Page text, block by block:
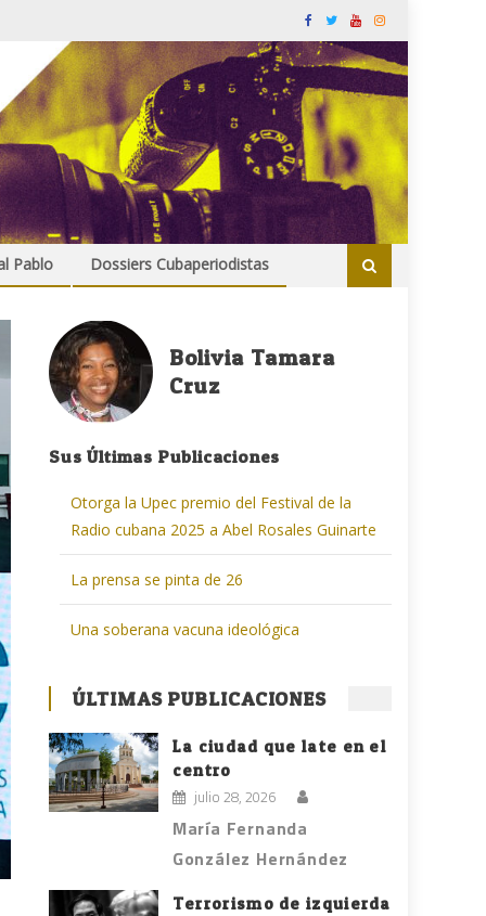
Pablo Dossiers Cubaperiodistas
Bolivia Tamara
Cruz
Sus Últimas Publicaciones
Otorga la Upec premio del Festival de la
Radio cubana 2025 a Abel Rosales Guinarte
La prensa se pinta de 26
Una soberana vacuna ideológica
ÚLTIMAS PUBLICACIONES
La ciudad que late en el
centro
julio 28, 2026
María Fernanda
González Hernández
Terrorismo de izquierda